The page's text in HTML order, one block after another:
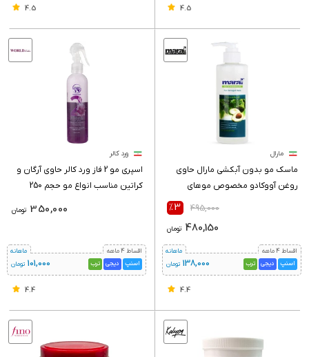
4.5
4.5
مارال
ماسک مو بدون آبکشی مارال حاوی
روغن آووکادو مخصوص موهای
٪3 495,000
تومان 480,150
اقساط 4 ماهه
اسنپ
دیجی ترب 138,000 تومان
ماهانه
4.4
ورد کالر
اسپری مو 2 فاز ورد کالر حاوی آرگان و
کراتین مناسب انواع مو حجم 250
تومان 350,000
اقساط 4 ماهه
اسنپ
دیجی ترب 101,000 تومان
ماهانه
4.4